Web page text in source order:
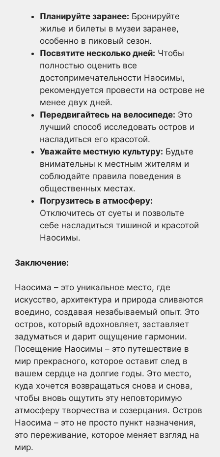
Планируйте заранее: Бронируйте
жилье и билеты в музеи заранее,
особенно в пиковый сезон.
Посвятите несколько дней: Чтобы
полностью оценить все
достопримечательности Наосимы,
рекомендуется провести на острове не
менее двух дней.
Передвигайтесь на велосипеде: Это
лучший способ исследовать остров и
насладиться его красотой.
Уважайте местную культуру: Будьте
внимательны к местным жителям и
соблюдайте правила поведения в
общественных местах.
Погрузитесь в атмосферу:
Отключитесь от суеты и позвольте
себе насладиться тишиной и красотой
Наосимы.
Заключение:
Наосима – это уникальное место, где
искусство, архитектура и природа сливаются
воедино, создавая незабываемый опыт. Это
остров, который вдохновляет, заставляет
задуматься и дарит ощущение гармонии.
Посещение Наосимы – это путешествие в
мир прекрасного, которое оставит след в
вашем сердце на долгие годы. Это место,
куда хочется возвращаться снова и снова,
чтобы вновь ощутить эту неповторимую
атмосферу творчества и созерцания. Остров
Наосима – это не просто пункт назначения,
это переживание, которое меняет взгляд на
мир.